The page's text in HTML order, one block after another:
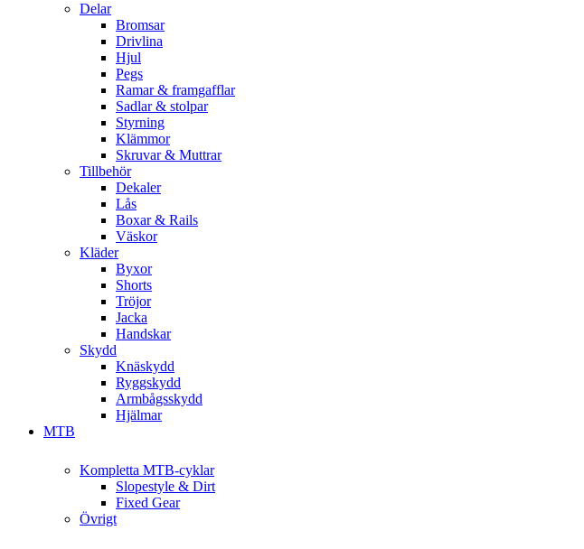
Delar
Bromsar
Drivlina
Hjul
Pegs
Ramar & framgafflar
Sadlar & stolpar
Styrning
Klämmor
Skruvar & Muttrar
Tillbehör
Dekaler
Lås
Boxar & Rails
Väskor
Kläder
Byxor
Shorts
Tröjor
Jacka
Handskar
Skydd
Knäskydd
Ryggskydd
Armbågsskydd
Hjälmar
MTB
Kompletta MTB-cyklar
Slopestyle & Dirt
Fixed Gear
Övrigt